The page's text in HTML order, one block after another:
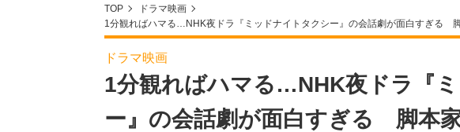
TOP
ドラマ映画
1分観ればハマる…NHK夜ドラ『ミッドナイトタクシー』の会話劇が面白すぎる
ドラマ映画
1分観ればハマる…NHK夜ドラ『
ー』の会話劇が面白すぎる 脚本